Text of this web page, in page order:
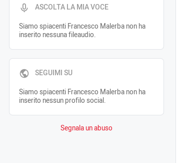
ASCOLTA LA MIA VOCE
Siamo spiacenti Francesco Malerba non ha
inserito nessuna fileaudio.
SEGUIMI SU
Siamo spiacenti Francesco Malerba non ha
inserito nessun profilo social.
Segnala un abuso